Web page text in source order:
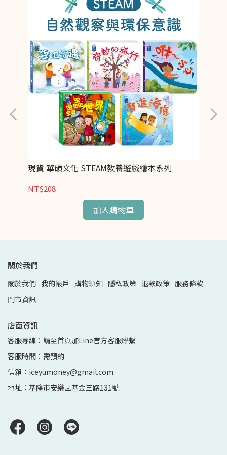
現貨 華碩文化 STEAM教養遊戲繪本系列
NT$208
加入購物車
關於我們
關於我們 我的帳戶 購物須知 隱私政策 退款政策 服務條款
門市資訊
店面資訊
客服專線：請至首頁加Line官方客服聯繫
客服時間：需預約
信箱：iceyumoney@gmail.com
地址：基隆市安樂區基金三路131號